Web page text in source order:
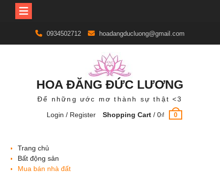
content
0934502712 hoadangducluong@gmail.com
HOA ĐĂNG ĐỨC LƯƠNG
Để những ước mơ thành sự thật <3
Login / Register
Shopping Cart /0₫ 0
Trang chủ
Bất động sản
Mua bán nhà đất